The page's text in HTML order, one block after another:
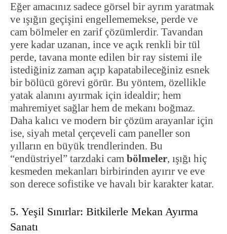
Eğer amacınız sadece görsel bir ayrım yaratmak
ve ışığın geçişini engellememekse, perde ve
cam bölmeler en zarif çözümlerdir. Tavandan
yere kadar uzanan, ince ve açık renkli bir tül
perde, tavana monte edilen bir ray sistemi ile
istediğiniz zaman açıp kapatabileceğiniz esnek
bir bölücü görevi görür. Bu yöntem, özellikle
yatak alanını ayırmak için idealdir; hem
mahremiyet sağlar hem de mekanı boğmaz.
Daha kalıcı ve modern bir çözüm arayanlar için
ise, siyah metal çerçeveli cam paneller son
yılların en büyük trendlerinden. Bu
“endüstriyel” tarzdaki cam bölmeler, ışığı hiç
kesmeden mekanları birbirinden ayırır ve eve
son derece sofistike ve havalı bir karakter katar.
5. Yeşil Sınırlar: Bitkilerle Mekan Ayırma
Sanatı